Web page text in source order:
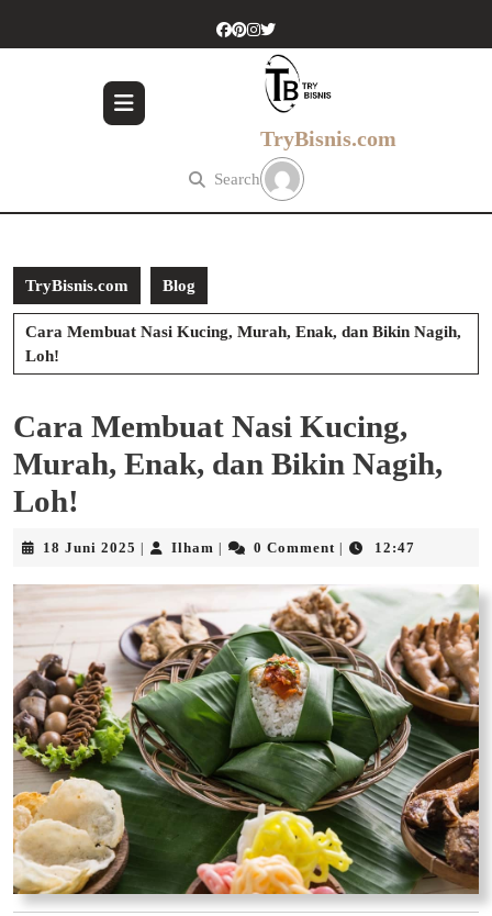
TryBisnis.com
Search
TryBisnis.com Blog
Cara Membuat Nasi Kucing, Murah, Enak, dan Bikin Nagih,
Loh!
Cara Membuat Nasi Kucing,
Murah, Enak, dan Bikin Nagih,
Loh!
18 Juni 2025 18
2025
Ilham Ilham0 Comment 12:47